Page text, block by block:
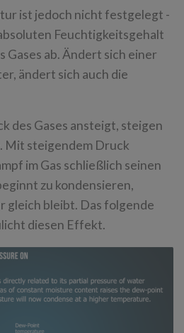
ist jedoch nicht festgelegt -
Feuchtigkeitsgehalt
Gases ab. Ändert sich einer
ändert sich auch die
des Gases ansteigt, steigen
Mit steigendem Druck
im Gas schließlich seinen
zu kondensieren,
gleich bleibt. Das folgende
diesen Effekt.